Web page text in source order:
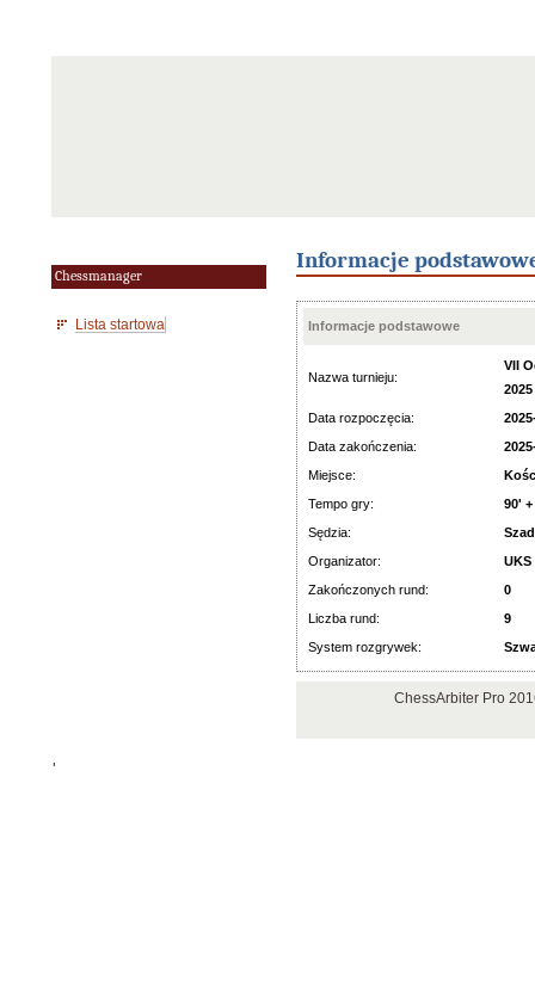
Chessmanager
Lista startowa
Informacje
Informacje podstawowe
Nazwa turnieju:
VII
Data rozpoczęcia:
Data zakończenia:
Miejsce:
Tempo gry:
90'
Sędzia:
Organizator:
UKS
Zakończonych rund:
0
Liczba rund:
9
System rozgrywek:
ChessArbiter Pro
'